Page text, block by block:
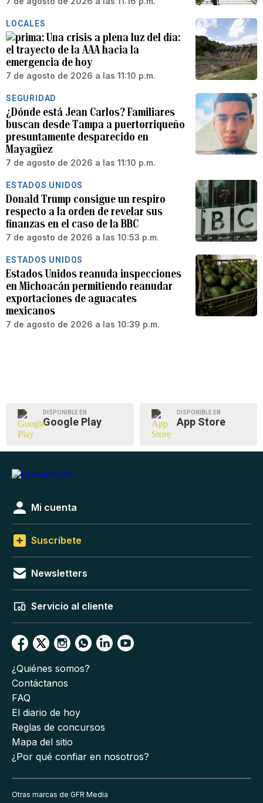
LOCALES
Una crisis a plena luz del día:
el trayecto de la AAA hacia la
emergencia de hoy
7 de agosto de 2026 a las 11:10 p.m.
SEGURIDAD
¿Dónde está Jean Carlos? Familiares
buscan desde Tampa a puertorriqueño
presuntamente desparecido en
Mayagüez
7 de agosto de 2026 a las 11:10 p.m.
ESTADOS UNIDOS
Donald Trump consigue un respiro
respecto a la orden de revelar sus
finanzas en el caso de la BBC
7 de agosto de 2026 a las 10:53 p.m.
ESTADOS UNIDOS
Estados Unidos reanuda inspecciones
en Michoacán permitiendo reanudar
exportaciones de aguacates
mexicanos
7 de agosto de 2026 a las 10:39 p.m.
DISPONIBLE EN
Google Play
DISPONIBLE EN
App Store
Mi cuenta
Suscríbete
Newsletters
Servicio al cliente
¿Quiénes somos?
Contáctanos
FAQ
El diario de hoy
Reglas de concursos
Mapa del sitio
¿Por qué confiar en nosotros?
Otras marcas de GFR Media